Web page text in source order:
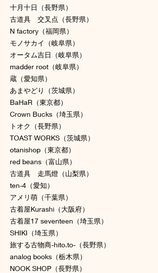
十月十日（長野県）
古道具 交叉点（長野県）
N factory（福岡県）
モノサカイ（岐阜県）
オータム吉日（岐阜県）
madder root（岐阜県）
蔵（愛知県）
あまやどり（茨城県）
BaHaR（東京都）
Crown Bucks（埼玉県）
トオク（長野県）
TOAST WORKS（茨城県）
otanishop（東京都）
red beans（富山県）
古道具 走馬燈（山梨県）
ten-4（愛知）
アメリ萌（千葉県）
古着屋Kurashi（大阪府）
古着屋17 seventeen（埼玉県）
SHIKI（埼玉県）
旅する古物商-hito.to-（長野県）
analog books（栃木県）
NOOK SHOP（長野県）